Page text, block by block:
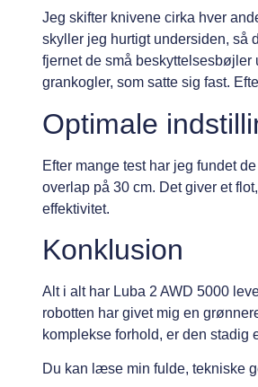
Jeg skifter knivene cirka hver
skyller jeg hurtigt undersiden, så
fjernet de små
grankogler, som satte sig fast.
Optimale
Efter mange test har jeg fundet
overlap på 30 cm. Det giver et
effektivitet.
Konklusion
Alt i alt har Luba 2 AWD 5000
robotten har givet mig en
komplekse forhold, er den stadig
Du kan læse min fulde, tekniske